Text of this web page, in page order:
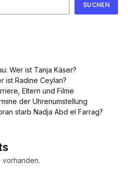
SUCHEN
Wer ist Tanja Käser?
ist Radine Ceylan?
Eltern und Filme
der Uhrenumstellung
starb Nadja Abd el Farrag?
vorhanden.